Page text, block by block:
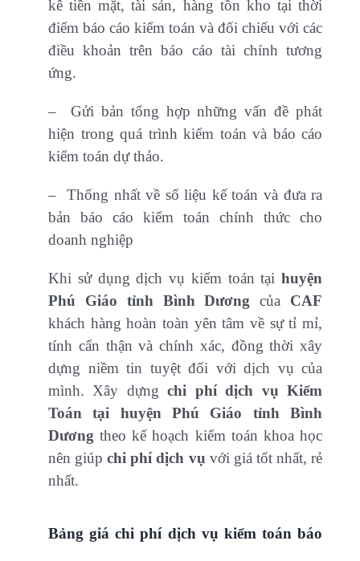
kê tiền mặt, tài sản, hàng tồn kho tại thời
điểm báo cáo kiểm toán và đối chiếu với các
điều khoản trên báo cáo tài chính tương
ứng.
– Gửi bản tổng hợp những vấn đề phát
hiện trong quá trình kiểm toán và báo cáo
kiểm toán dự thảo.
– Thống nhất về số liệu kế toán và đưa ra
bản báo cáo kiểm toán chính thức cho
doanh nghiệp
Khi sử dụng dịch vụ kiểm toán tạihuyện
Phú Giáo tỉnh Bình Dương của CAF
khách hàng hoàn toàn yên tâm về sự tỉ mỉ,
tính cẩn thận và chính xác, đồng thời xây
dựng niềm tin tuyệt đối với dịch vụ của
mình. Xây dựngchi phí dịch vụ Kiểm
Toán tại huyện Phú Giáo tỉnh Bình
Dươngtheo kế hoạch kiểm toán khoa học
nên giúpchi phí dịch vụ với giá tốt nhất, rẻ
nhất.
Bảng giá chi phí dịch vụ kiểm toán báo